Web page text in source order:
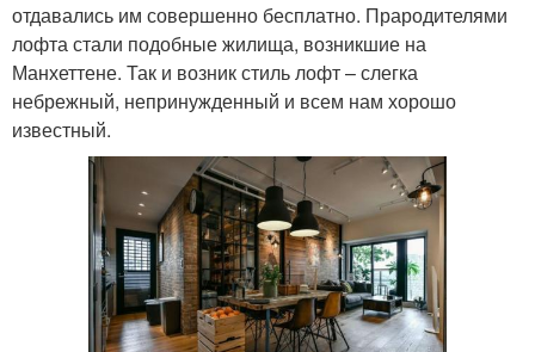
отдавались им совершенно бесплатно. Прародителями
лофта стали подобные жилища, возникшие на
Манхеттене. Так и возник стиль лофт – слегка
небрежный, непринужденный и всем нам хорошо
известный.